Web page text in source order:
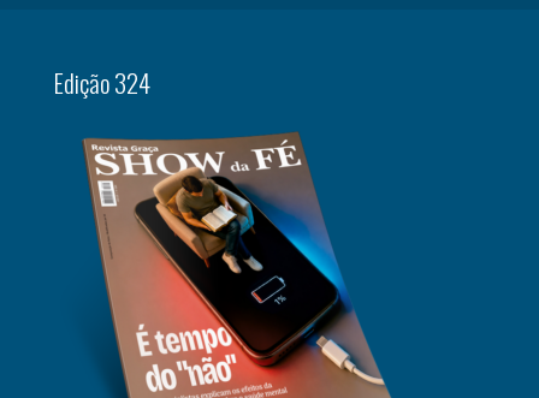
Edição 324